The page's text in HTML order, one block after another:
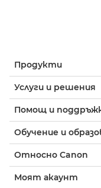
Продукти
Услуги и решения
Помощ и
Обучение и
Относно Canon
Моят акаунт